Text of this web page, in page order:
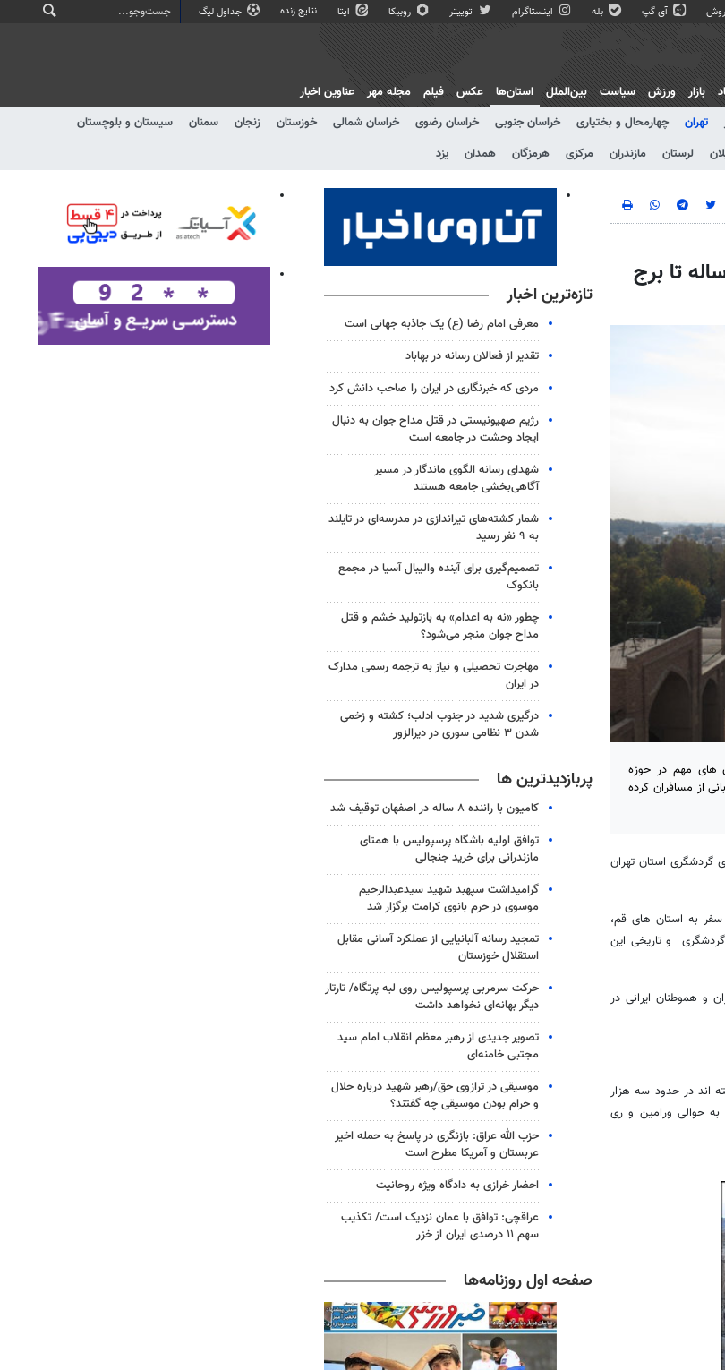
آی گپ بله اینستاگرام توییتر روبیکا ایتا نتایج زنده جداول لیگ
بازار ورزش سیاست بین‌الملل
استان‌ها
تهران چهارمحال و بختیاری خراسان جنوبی خراسان رضوی خراسان شمالی خوزستان زنجان سمنان
سیستان و بلوچستان
لرستان مازندران مرکزی هرمزگان همدان یزد
عکس فیلم مجله مهر عناوین اخبار
ساله بهشت گردشگران/ازمسجدجامع۷۰۰ساله تا برج
از شهرستان های مهم در حوزه
از مسافران کرده
گردشگری استان تهران
به استان های قم،
و تاریخی این
و هموطنان ایرانی در
انددر حدود سه هزار
حوالی ورامین و ری
تازه‌ترین اخبار
معرفی امام رضا (ع) یک جاذبه جهانی است
تقدیر از فعالان رسانه در بهاباد
مردی که خبرنگاری در ایران را صاحب دانش کرد
رژیم صهیونیستی در قتل مداح جوان به دنبال
ایجاد وحشت در جامعه است
شهدای رسانه الگوی ماندگار در مسیر
آگاهی‌بخشی جامعه هستند
شمار کشته‌های تیراندازی در مدرسه‌ای در تایلند
به ۹ نفر رسید
تصمیم‌گیری برای آینده والیبال آسیا در مجمع
بانکوک
چطور «نه به اعدام» به بازتولید خشم و قتل
مداح جوان منجر می‌شود؟
مهاجرت تحصیلی و نیاز به ترجمه رسمی مدارک
در ایران
درگیری شدید در جنوب ادلب؛ کشته و زخمی
شدن ۳ نظامی سوری در دیرالزور
پربازدیدترین ها
کامیون با راننده ۸ ساله در اصفهان توقیف شد
توافق اولیه باشگاه پرسپولیس با همتای
مازندرانی برای خرید جنجالی
گرامیداشت سپهبد شهید سیدعبدالرحیم
موسوی در حرم بانوی کرامت برگزار شد
تمجید رسانه آلبانیایی از عملکرد آسانی مقابل
استقلال خوزستان
حرکت سرمربی پرسپولیس روی لبه پرتگاه/ تارتار
دیگر بهانه‌ای نخواهد داشت
تصویر جدیدی از رهبر معظم انقلاب امام سید
مجتبی خامنه‌ای
موسیقی در ترازوی حق/رهبر شهید درباره حلال
و حرام بودن موسیقی چه گفتند؟
حزب الله عراق: بازنگری در پاسخ به حمله اخیر
عربستان و آمریکا مطرح است
احضار خرازی به دادگاه ویژه روحانیت
عراقچی: توافق با عمان نزدیک است/ تکذیب
سهم ۱۱ درصدی ایران از خزر
صفحه اول روزنامه‌ها